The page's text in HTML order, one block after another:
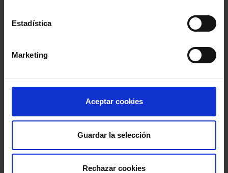
Estadística
Marketing
Aceptar cookies
Guardar la selección
Rechazar cookies
de la justicia (abogados, procuradores, jueces, fiscales,
secretarios judiciales, funcionarios de justicia) así
como de sectores tan diversos como todos los partidos
de la oposición, sindicatos, asociaciones de